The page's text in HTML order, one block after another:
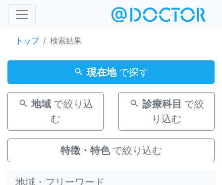
トップ 検索結果
現在地 で探す
地域 で絞り込
む
診療科目 で絞
り込む
特徴・特色 で絞り込む